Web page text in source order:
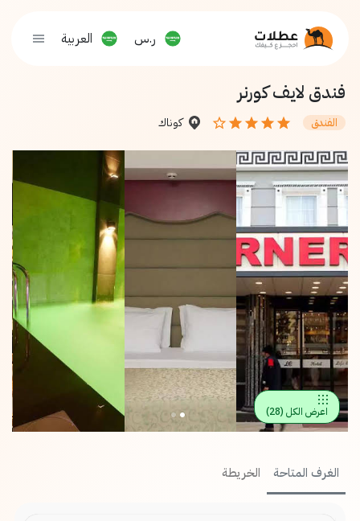
ر.س العربية
فندق لايف كورنر
الفندق كوناك
اعرض الكل (
28
)
الغرف المتاحة الخريطة